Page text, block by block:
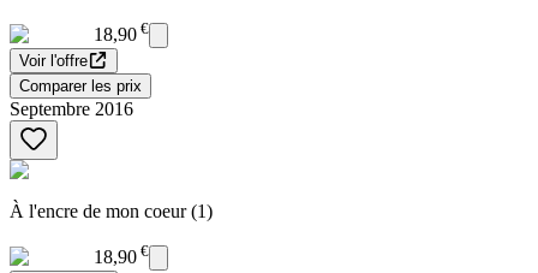
18,90 €
Voir l'offre
Comparer les prix
Septembre 2016
À l'encre de mon coeur (1)
18,90 €